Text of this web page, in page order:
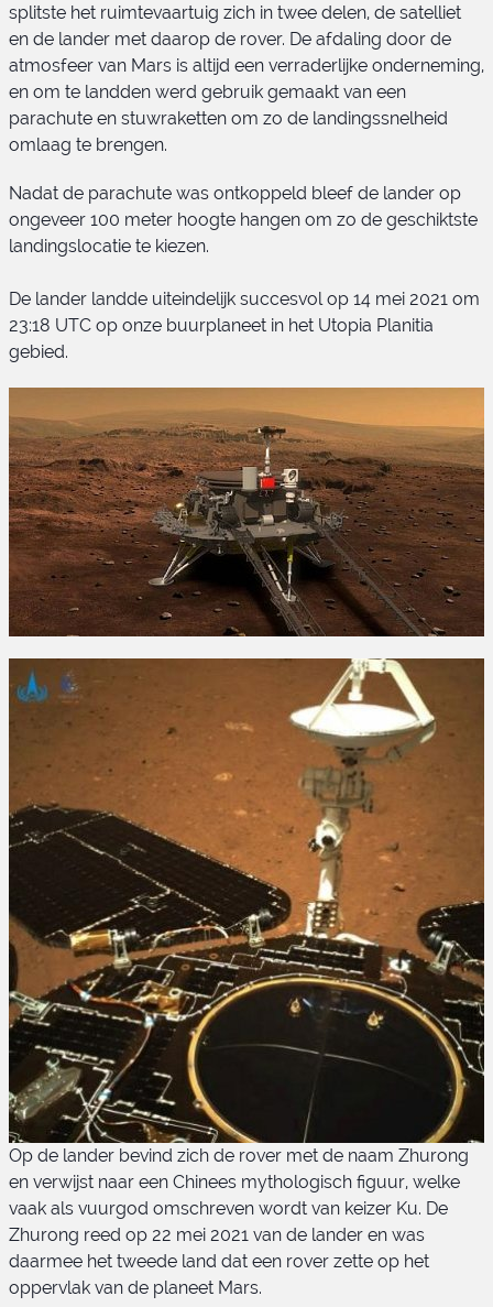
splitste het ruimtevaartuig zich in twee delen, de satelliet
en de lander met daarop de rover. De afdaling door de
atmosfeer van Mars is altijd een verraderlijke onderneming,
en om te landden werd gebruik gemaakt van een
parachute en stuwraketten om zo de landingssnelheid
omlaag te brengen.
Nadat de parachute was ontkoppeld bleef de lander op
ongeveer 100 meter hoogte hangen om zo de geschiktste
landingslocatie te kiezen.
De lander landde uiteindelijk succesvol op 14 mei 2021 om
23:18 UTC op onze buurplaneet in het Utopia Planitia
gebied.
Op de lander bevind zich de rover met de naam Zhurong
en verwijst naar een Chinees mythologisch figuur, welke
vaak als vuurgod omschreven wordt van keizer Ku. De
Zhurong reed op 22 mei 2021 van de lander en was
daarmee het tweede land dat een rover zette op het
oppervlak van de planeet Mars.